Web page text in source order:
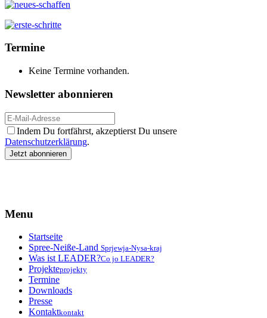
Termine
Keine Termine vorhanden.
Newsletter abonnieren
Indem Du fortfährst, akzeptierst Du unsere
Datenschutzerklärung.
Menu
Startseite
Spree-Neiße-Land Sprjewja-Nysa-kraj
Was ist LEADER?Co jo LEADER?
Projekteprojekty
Termine
Downloads
Presse
Kontaktkontakt